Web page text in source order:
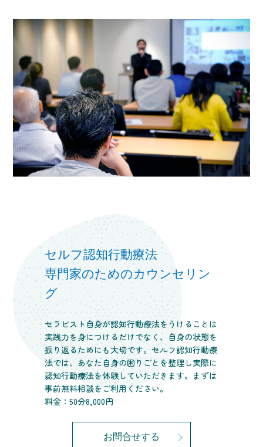
セルフ認知行動療法
専門家のためのカウンセリン
グ
セラピスト自身が認知行動療法をうけることは
実践力を身につけるだけでなく、自身の状態を
振り返るためにも大切です。セルフ認知行動療
法では、あなた自身の困りごとを整理し実際に
認知行動療法を体験していただきます。まずは
事前無料相談をご利用ください。
料金：50分8,000円
お問合せする